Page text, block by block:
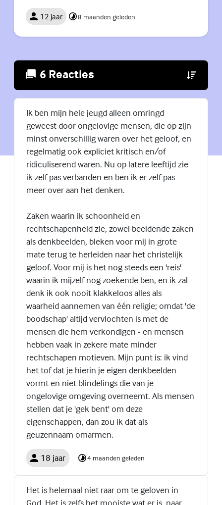
12 jaar 8 maanden geleden
6 Reacties (Externe
Ik ben mijn hele jeugd alleen omringd
geweest door ongelovige mensen, die op zijn
minst onverschillig waren over het geloof, en
regelmatig ook expliciet kritisch en/of
ridiculiserend waren. Nu op latere leeftijd zie
ik zelf pas verbanden en ben ik er zelf pas
meer over aan het denken.
Zaken waarin ik schoonheid en
rechtschapenheid zie, zowel beeldende zaken
als denkbeelden, bleken voor mij in grote
mate terug te herleiden naar het christelijk
geloof. Voor mij is het nog steeds een 'reis'
waarin ik mijzelf nog zoekende ben, en ik zal
denk ik ook nooit klakkeloos alles als
waarheid aannemen van één religie; omdat 'de
boodschap' altijd vervlochten is met de
mensen die hem verkondigen - en mensen
hebben vaak in zekere mate minder
rechtschapen motieven. Mijn punt is: ik vind
het tof dat je hierin je eigen denkbeelden
vormt en niet blindelings die van je
ongelovige omgeving overneemt. Als mensen
stellen dat je 'gek bent' om deze
eigenschappen, dan zou ik dat als
geuzennaam omarmen.
18 jaar 4 maanden geleden
Het is helemaal niet raar om te geloven in
God. Het is zelfs het mooiste wat er is, naar